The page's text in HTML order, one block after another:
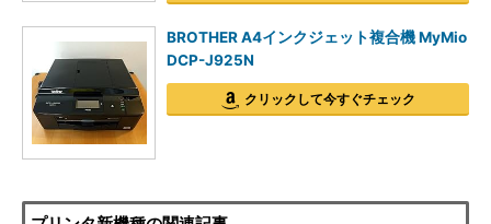
BROTHER A4インクジェット複合機 MyMio
DCP-J925N
クリックして今すぐチェック